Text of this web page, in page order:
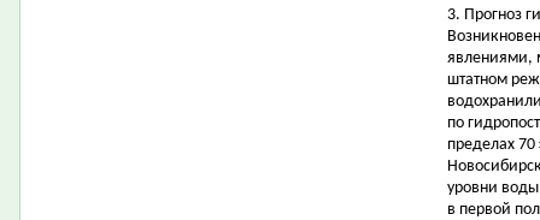
3. Прогноз
явлениями,
штатном
по
пределах
уровни воды
в первой